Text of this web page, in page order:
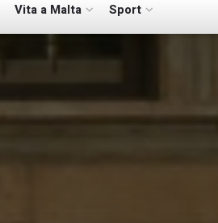
Vita a Malta Sport